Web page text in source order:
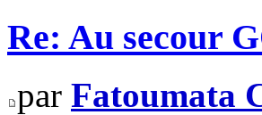
Re: Au secour
par Fatoumata